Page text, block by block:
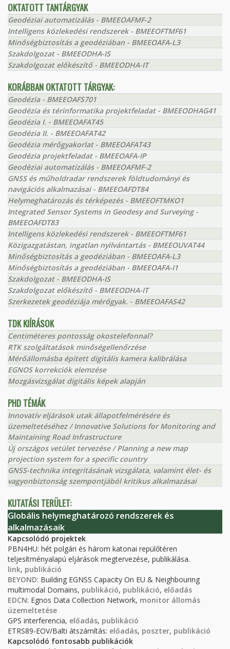
OKTATOTT TANTÁRGYAK
Geodéziai automatizálás - BMEEOAFMF-2
Intelligens közlekedési rendszerek - BMEEOFTMF61
Minőségbiztosítás a geodéziában - BMEEOAFA-L3
Szakdolgozat - BMEEODHA-IS
Szakdolgozat előkészítő - BMEEODHA-IT
KORÁBBAN OKTATOTT TÁRGYAK:
Geodézia - BMEEOAFS701
Geodézia és térinformatika projektfeladat - BMEEODHAG41
Geodézia I. - BMEEOAFAT45
Geodézia II. - BMEEOAFAT42
Geodézia mérőgyakorlat - BMEEOAFAT43
Geodézia projektfeladat - BMEEOAFA-IP
Geodéziai automatizálás - BMEEOAFMF-2
GNSS és műholdradar rendszerek földtudományi és
navigációs alkalmazásai - BMEEOAFDT84
Helymeghatározás és térképezés - BMEEOFTMKO1
Integrated Sensor Systems in Geodesy and Surveying -
BMEEOAFDT83
Intelligens közlekedési rendszerek - BMEEOFTMF61
Közigazgatástan, ingatlan nyilvántartás - BMEEOUVAT44
Minőségbiztosítás a geodéziában - BMEEOAFA-L3
Minőségbiztosítás a geodéziában - BMEEOAFA-I1
Szakdolgozat - BMEEODHA-IS
Szakdolgozat előkészítő - BMEEODHA-IT
Szerkezetek geodéziája mérőgyak. - BMEEOAFAS42
TDK KIÍRÁSOK
Centiméteres pontosság okostelefonnal?
RTK szolgáltatások minőségellenőrzése
Mérőállomásba épített digitális kamera kalibrálása
EGNOS korrekciók elemzése
Mozgásvizsgálat digitális képek alapján
PHD TÉMÁK
Innovatív eljárások utak állapotfelmérésére és
üzemeltetéséhez / Innovative Solutions for Monitoring and
Maintaining Road Infrastructure
Új országos vetület tervezése / Planning a new map
projection system for a specific country
GNSS-technika integritásának vizsgálata, valamint élet- és
vagyonbiztonság szempontjából kritikus alkalmazásai
KUTATÁSI TERÜLET:
Globális helymeghatározó rendszerek és
alkalmazásaik
Kapcsolódó projektek
PBN4HU: hét polgári és három katonai repülőtéren
teljesítményalapú eljárások megtervezése, publikálása.
link, publikáció
BEYOND: Building EGNSS Capacity On EU & Neighbouring
multimodal Domains, publikáció, publikáció, előadás
EDCN: Egnos Data Collection Network, monitor állomás
üzemeltetése
GPS interferencia, előadás, publikáció
ETRS89-EOV/Balti átszámítás: előadás, poszter, publikáció
Kapcsolódó fontosabb publikációk